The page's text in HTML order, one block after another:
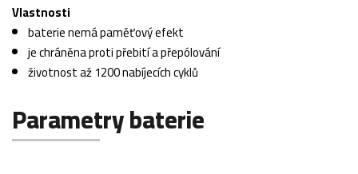
Vlastnosti
baterie nemá paměťový efekt
je chráněna proti přebití a přepólování
životnost až 1200 nabíjecích cyklů
Parametry baterie